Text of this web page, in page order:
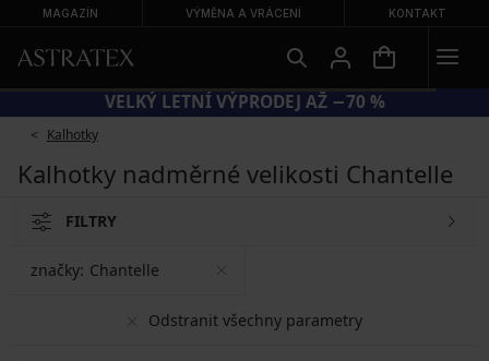
MAGAZÍN VÝMĚNA A VRÁCENÍ KONTAKT
VELKÝ LETNÍ VÝPRODEJ AŽ −70 %
Kalhotky
Kalhotky nadměrné velikosti Chantelle
FILTRY
Odstranit všechny parametry
značky: Chantelle